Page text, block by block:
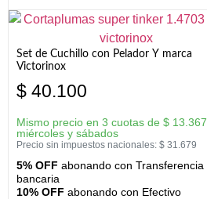
Set de Cuchillo con Pelador Y marca
Victorinox
$ 40.100
Mismo precio en 3 cuotas de $ 13.367
miércoles y sábados
Precio sin impuestos nacionales: $ 31.679
5% OFF abonando con Transferencia
bancaria
10% OFF abonando con Efectivo